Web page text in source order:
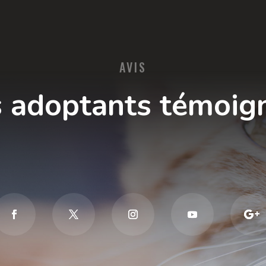
AVIS
adoptants